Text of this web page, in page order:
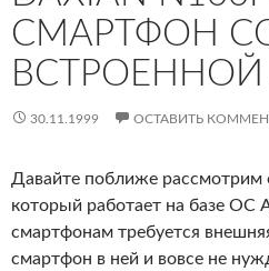
СМАРТФОН
30.11.1999 ОСТАВИТЬ
Давайте поближе рассмотрим
который работает на базе ОС
смартфонам требуется
смартфон в ней и вовсе не